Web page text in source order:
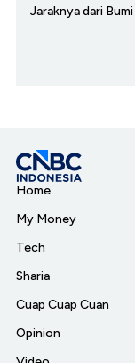
Jaraknya dari Bumi
Home
My Money
Tech
Sharia
Cuap Cuap Cuan
Opinion